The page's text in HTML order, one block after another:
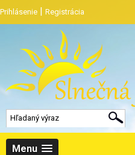
Prihlásenie | Registrácia
Menu